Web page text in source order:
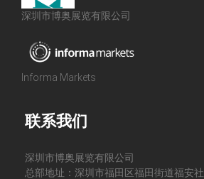
深圳市博奥展览有限公司
Informa Markets
联系我们
深圳市博奥展览有限公司
总部地址：深圳市福田区福田街道福安社